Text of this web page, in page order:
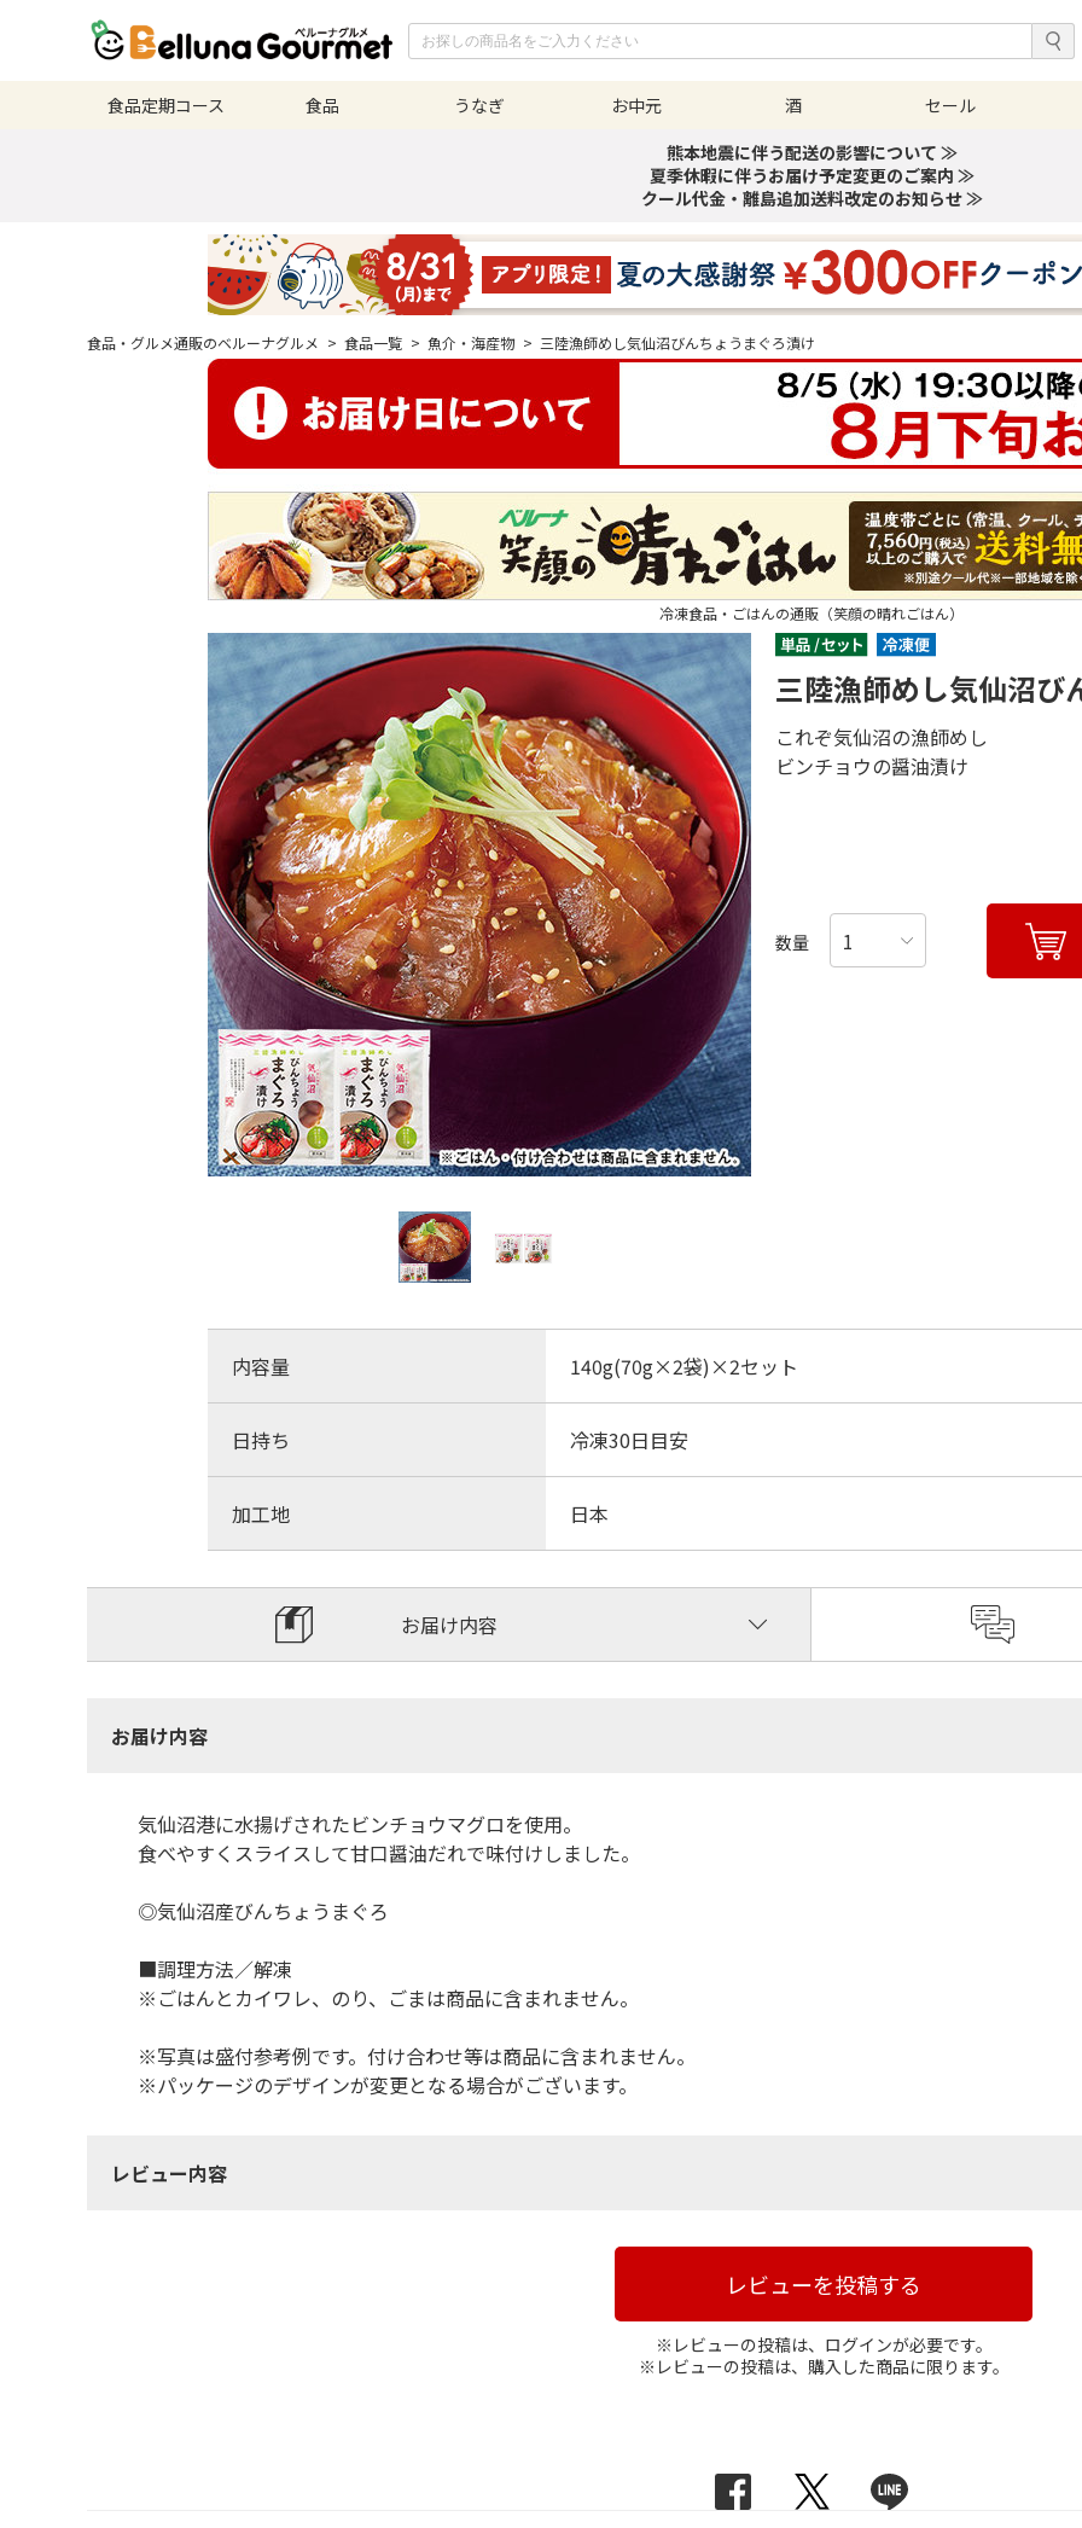
食品定期コース 食品 うなぎ お中元 酒
セール
熊本地震に伴う配送の影響について ≫
夏季休暇に伴うお届け予定変更のご案内 ≫
クール代金・離島追加送料改定のお知らせ ≫
食品・グルメ通販のベルーナグルメ > 食品一覧 > 魚介・海産物 > 三陸漁師めし気仙沼びんちょうまぐろ漬け
冷凍食品・ごはんの通販（笑顔の晴れごはん）
三陸漁師めし気仙沼び
これぞ気仙沼の漁師めし
ビンチョウの醤油漬け
数量
内容量 140g(70g×2袋)×2セット
日持ち 冷凍30日目安
加工地 日本
お届け内容
お届け内容
気仙沼港に水揚げされたビンチョウマグロを使用。
食べやすくスライスして甘口醤油だれで味付けしました。
◎気仙沼産びんちょうまぐろ
■調理方法／解凍
※ごはんとカイワレ、のり、ごまは商品に含まれません。
※写真は盛付参考例です。付け合わせ等は商品に含まれません。
※パッケージのデザインが変更となる場合がございます。
レビュー内容
レビューを投稿する
※レビューの投稿は、ログインが必要です。
※レビューの投稿は、購入した商品に限ります。